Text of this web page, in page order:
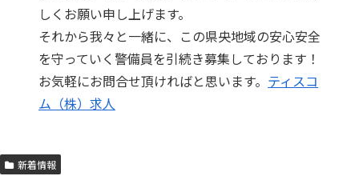
しくお願い申し上げます。
それから我々と一緒に、この県央地域の安心安全
を守っていく警備員を引続き募集しております！
お気軽にお問合せ頂ければと思います。 ティスコ
ム（株）求人
新着情報